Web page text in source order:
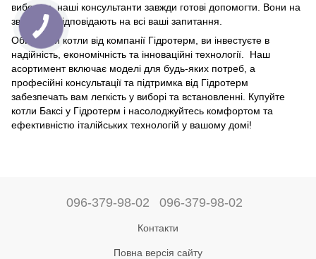
вибором, наші консультанти завжди готові допомогти. Вони на
зв'язку та відповідають на всі ваші запитання.
Обираючи котли від компанії Гідротерм, ви інвестуєте в
надійність, економічність та інноваційні технології. Наш
асортимент включає моделі для будь-яких потреб, а
професійні консультації та підтримка від Гідротерм
забезпечать вам легкість у виборі та встановленні. Купуйте
котли Баксі у Гідротерм і насолоджуйтесь комфортом та
ефективністю італійських технологій у вашому домі!
096-379-98-02 096-379-98-02
Контакти
Повна версія сайту